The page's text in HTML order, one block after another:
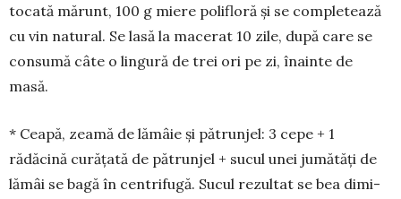
tocată mărunt, 100 g miere polifloră și se com­pletează
cu vin natural. Se lasă la macerat 10 zile, după care se
consumă câte o lin­gură de trei ori pe zi, înainte de
masă.
* Ceapă, zeamă de lămâie și pătrunjel: 3 cepe + 1
rădăcină curățată de pătrunjel + sucul unei ju­mătăți de
lămâi se bagă în cen­tri­fugă. Sucul rezultat se bea dimi­